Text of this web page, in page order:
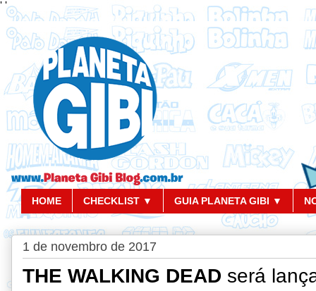
' '
HOME CHECKLIST ▼ GUIA PLANETA GIBI ▼
1 de novembro de 2017
THE WALKING DEAD será